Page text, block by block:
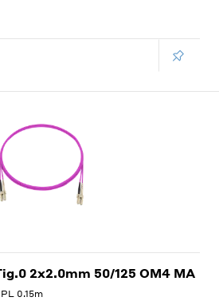
2x2.0mm 50/125 OM4 MA
0.15m